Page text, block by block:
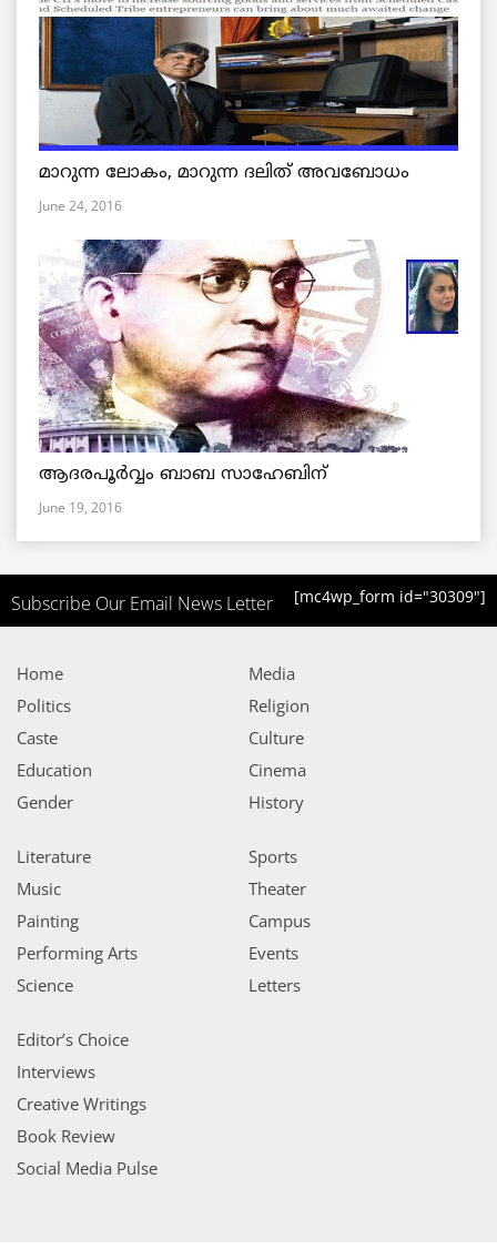
മാറുന്ന ലോകം, മാറുന്ന ദലിത് അവബോധം
June 24, 2016
ആദരപൂര്‍വ്വം ബാബ സാഹേബിന്
June 19, 2016
Subscribe Our Email News Letter [mc4wp_form id="30309"]
Home
Politics
Caste
Education
Gender
Media
Religion
Culture
Cinema
History
Literature
Music
Painting
Performing Arts
Science
Sports
Theater
Campus
Events
Letters
Editor’s Choice
Interviews
Creative Writings
Book Review
Social Media Pulse